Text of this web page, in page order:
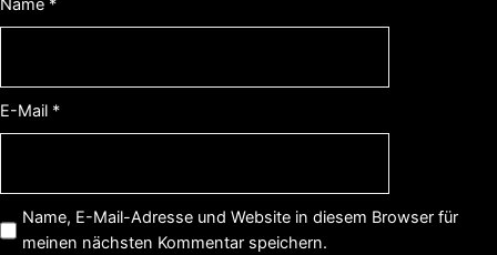
Name *
E-Mail *
Name, E-Mail-Adresse und Website in diesem Browser für
meinen nächsten Kommentar speichern.